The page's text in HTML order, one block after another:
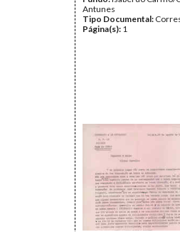
Antunes
Tipo Documental:
Página(s): 1